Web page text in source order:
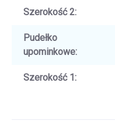
Szerokość 2:
Pudełko
upominkowe:
Szerokość 1: